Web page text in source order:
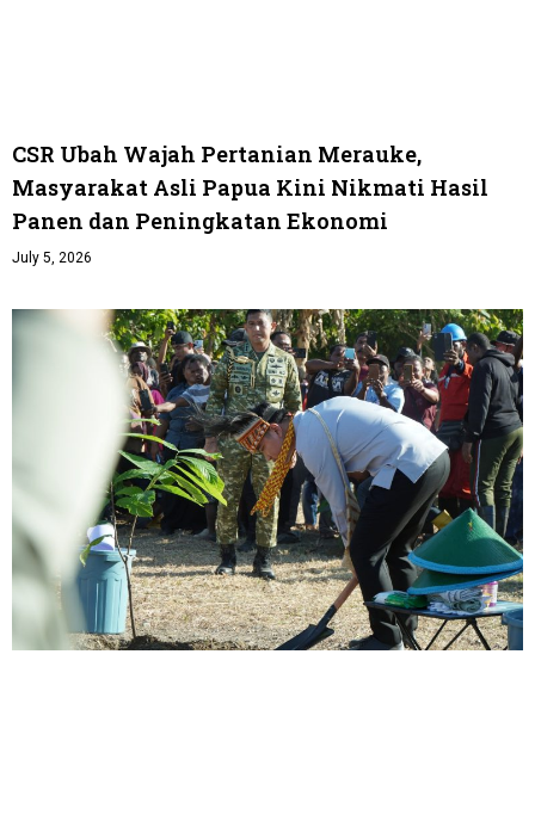
CSR Ubah Wajah Pertanian Merauke,
Masyarakat Asli Papua Kini Nikmati Hasil
Panen dan Peningkatan Ekonomi
July 5, 2026